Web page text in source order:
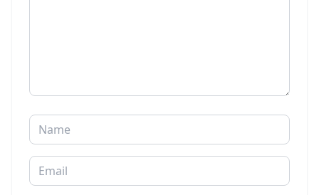
Name
Email